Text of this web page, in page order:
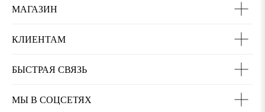
МАГАЗИН
КЛИЕНТАМ
БЫСТРАЯ СВЯЗЬ
МЫ В СОЦСЕТЯХ